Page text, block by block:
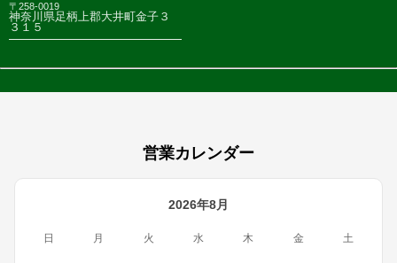
〒258-0019
神奈川県足柄上郡大井町金子３
３１５
営業カレンダー
2026年8月
日 月 火 水 木 金 土